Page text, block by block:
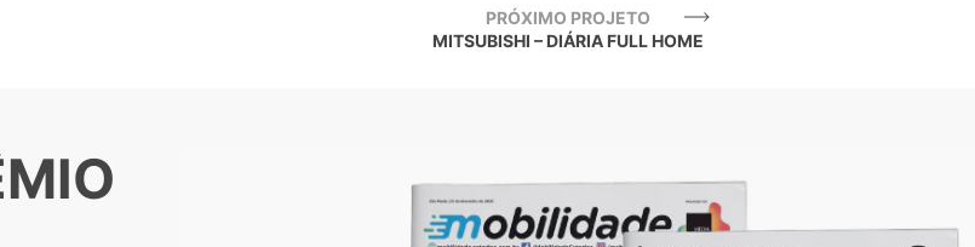
PRÓXIMO PROJETO
MITSUBISHI – DIÁRIA FULL HOME